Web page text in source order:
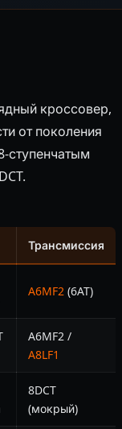
кроссовер,
от поколения
ступенчатым
Трансмиссия
A6MF2(6AT)
A6MF2 /
A8LF1
8DCT
(мокрый)